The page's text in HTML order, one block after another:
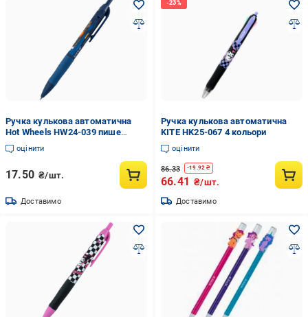
Ручка кулькова автоматична
Hot Wheels HW24-039 пише
синім 0,5 мм із гумовим грипом
(17727499)
оцінити
17.50 ₴/шт.
Доставимо
Ручка кулькова автоматична
KITE HK25-067 4 кольори
оцінити
86.33 -19.92 ₴
66.41 ₴/шт.
Доставимо